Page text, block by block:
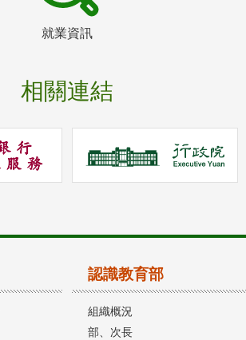
就業資訊
相關連結
認識教育部
組織概況
部、次長